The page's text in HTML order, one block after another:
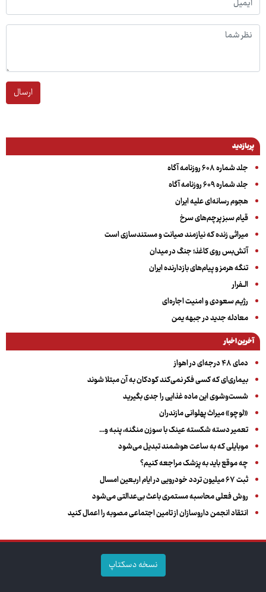
ارسال
پربازدید
جلد شماره ۶۰۸ روزنامه آگاه
جلد شماره ۶۰۹ روزنامه آگاه
هجوم رسانه‌ای علیه ایران
قیام سبز پرچم‌های سرخ
میراثی زنده که نیازمند صیانت و مستندسازی است
آتش‌بس روی کاغذ؛ جنگ در میدان
تنگه هرمز و پیام‌های بازدارنده ایران
الــفرار
رژیم سعودی و امنیت اجاره‌ای
معادله جدید در جبهه یمن
آخرین اخبار
دمای ۴۸ درجه‌ای در اهواز
بیماری‌ای که کسی فکر نمی‌کند کودکان به آن مبتلا شوند
شست‌وشوی این ماده غذایی را جدی بگیرید
«لوچو» میراث پهلوانی مازندران
تعمیر دسته شکسته عینک با سوزن منگنه، پنبه و...
موبایلی که به ساعت هوشمند تبدیل می‌شود
چه موقع باید به پزشک مراجعه کنیم؟
ثبت ۶۷ میلیون تردد خودرویی در ایام اربعین امسال
روش فعلی محاسبه مستمری باعث بی‌عدالتی می‌شود
انتقاد انجمن داروسازان از تامین اجتماعی مصوبه را اعمال کنید
نسخه دسکتاپ